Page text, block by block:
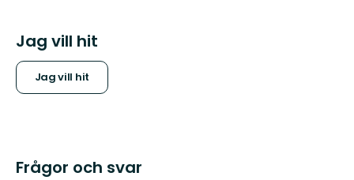
Jag vill hit
Jag vill hit
Frågor och svar